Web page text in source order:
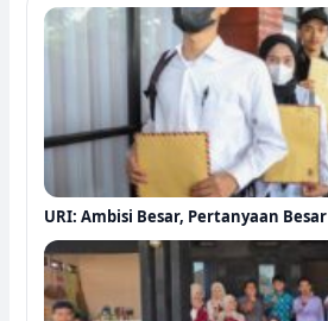
URI: Ambisi Besar, Pertanyaan Besar